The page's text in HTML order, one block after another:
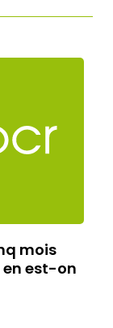
mois
en est-on